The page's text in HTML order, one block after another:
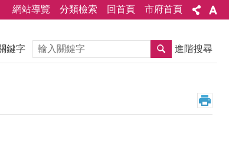
網站導覽 分類檢索 回首頁 市府首頁
鍵字 搜尋 進階搜尋